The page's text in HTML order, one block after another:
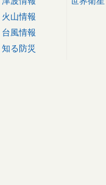
火山情報
台風情報
知る防災